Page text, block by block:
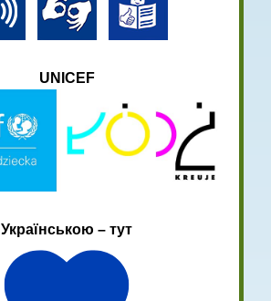
UNICEF
Українською – тут